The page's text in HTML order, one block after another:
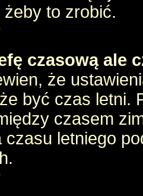
to zrobić.
czasową ale
że
być czas letni.
czasem
czasu letniego